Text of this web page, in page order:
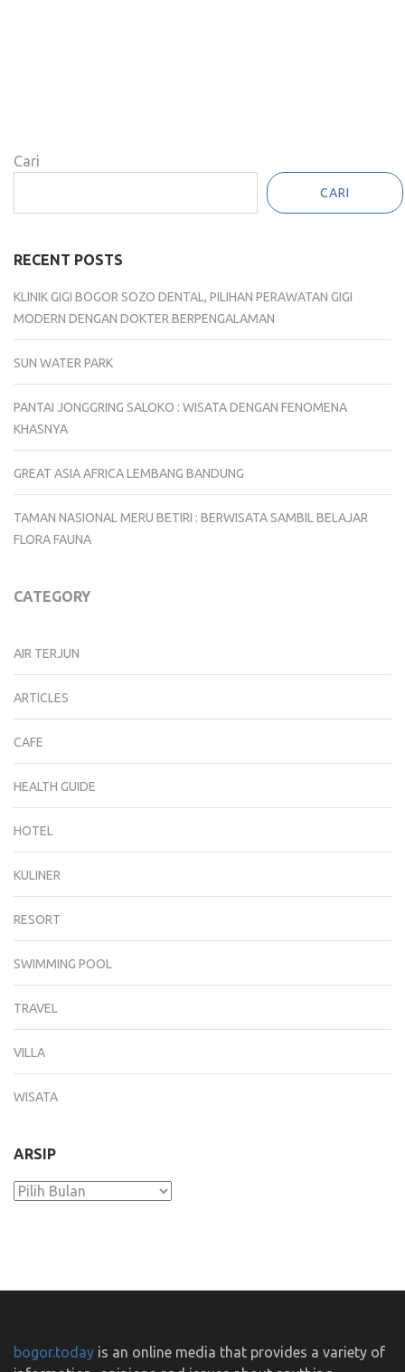
Cari
CARI
RECENT POSTS
KLINIK GIGI BOGOR SOZO DENTAL, PILIHAN PERAWATAN GIGI
MODERN DENGAN DOKTER BERPENGALAMAN
SUN WATER PARK
PANTAI JONGGRING SALOKO : WISATA DENGAN FENOMENA
KHASNYA
GREAT ASIA AFRICA LEMBANG BANDUNG
TAMAN NASIONAL MERU BETIRI : BERWISATA SAMBIL BELAJAR
FLORA FAUNA
CATEGORY
AIR TERJUN
ARTICLES
CAFE
HEALTH GUIDE
HOTEL
KULINER
RESORT
SWIMMING POOL
TRAVEL
VILLA
WISATA
ARSIP
Arsip
bogor.today is an online media that provides a variety of